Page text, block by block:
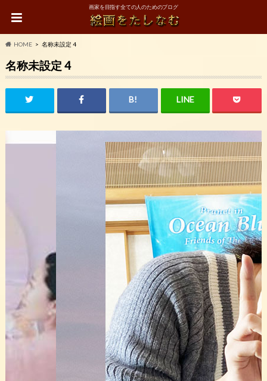
画家を目指す全ての人のためのブログ
HOME 名称未設定 4
名称未設定 4